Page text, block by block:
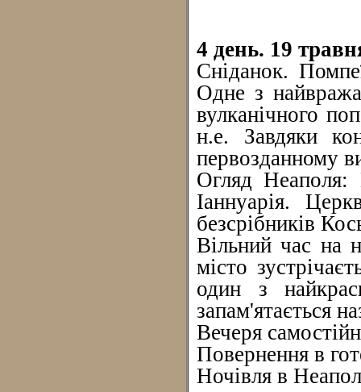
4 день. 19
Сніданок.
Одне з
вулканічного
н.е. Завдяки
первозданному
Огляд Неаполя:
Іаннуарія.
безсрібників
Вільний час на
місто
один з
запам'ятається
Вечеря
Повернення в
Ночівля в